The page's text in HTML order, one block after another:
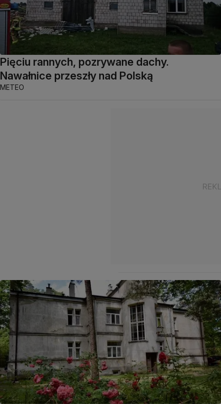
Pięciu rannych, pozrywane dachy.
Nawałnice przeszły nad Polską
METEO